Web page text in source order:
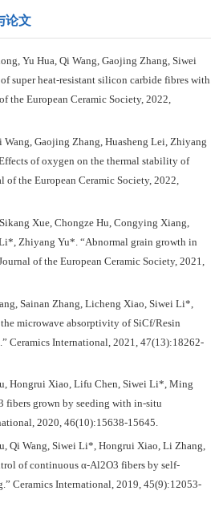
论文
Yu Hua, Qi Wang, Gaojing Zhang, Siwei
super heat-resistant silicon carbide fibres with
the European Ceramic Society, 2022,
Wang, Gaojing Zhang, Huasheng Lei, Zhiyang
of oxygen on the thermal stability of
of the European Ceramic Society, 2022,
Xue, Chongze Hu, Congying Xiang,
Zhiyang Yu*. “Abnormal grain growth in
of the European Ceramic Society, 2021,
Sainan Zhang, Licheng Xiao, Siwei Li*,
microwave absorptivity of SiCf/Resin
Ceramics International, 2021, 47(13):18262-
Hongrui Xiao, Lifu Chen, Siwei Li*, Ming
fibers grown by seeding with in-situ
2020, 46(10):15638-15645.
Qi Wang, Siwei Li*, Hongrui Xiao, Li Zhang,
of continuous α-Al2O3 fibers by self-
Ceramics International, 2019, 45(9):12053-